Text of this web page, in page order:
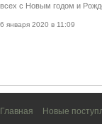
всех с Новым годом и
6 января 2020 в 11:09
Главная Новые